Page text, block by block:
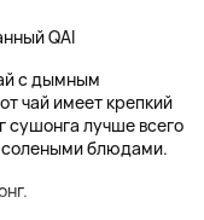
QAI
с дымным
чай имеет крепкий
сушонга лучше всего
солеными блюдами.